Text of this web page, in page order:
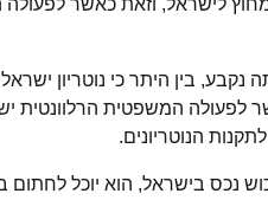
זו נתקבלה ע"י משרד המשפטים ביום 8.3.2011 במסגרתה נקבע, בין היתר כי
לפעולה המשפטית הרלוונטית
נכס בישראל, הוא יוכל לחתום